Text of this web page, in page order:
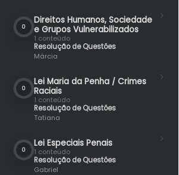
0
Direitos Humanos, Sociedade
e Grupos Vulnerabilizados
1 conteúdo
Resolução de Questões
Márcia
0
Lei Maria da Penha / Crimes
Raciais
1 conteúdo
Resolução de Questões
Tatiana
0
Lei Especiais Penais
1 conteúdo
Resolução de Questões
Gabriel